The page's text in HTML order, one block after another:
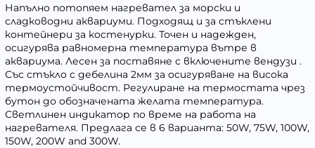
Напълно потопяем нагревател за морски и
сладководни аквариуми. Подходящ и за стъклени
контейнери за костенурки. Точен и надежден,
осигурява равномерна температура вътре в
аквариума. Лесен за поставяне с включените вендузи .
Със стъкло с дебелина 2мм за осигуряване на висока
термоустойчивост. Регулиране на термостата чрез
бутон до обозначената желата температура.
Светлинен индикатор по време на работа на
нагревателя. Предлага се в 6 варианта: 50W, 75W, 100W,
150W, 200W and 300W.